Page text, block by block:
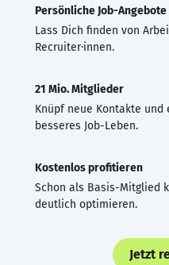
Persönliche Job-Angebote
Lass Dich finden von
Recruiter·innen.
21 Mio. Mitglieder
Knüpf neue Kontakte
besseres Job-Leben.
Kostenlos profitieren
Schon als Basis-Mitglied
deutlich optimieren.
Jetzt